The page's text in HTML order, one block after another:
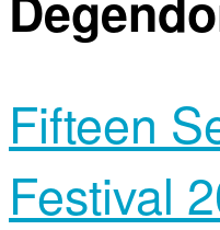
Fifteen
Festival